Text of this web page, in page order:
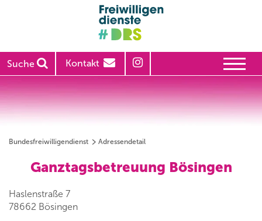
Suche Kontakt
Bundesfreiwilligendienst Adressendetail
Ganztagsbetreuung Bösingen
Haslenstraße 7
78662 Bösingen